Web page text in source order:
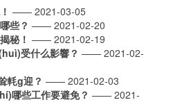
—— 2021-03-05
些？ —— 2021-02-20
！ —— 2021-02-19
什么影響？ —— 2021-02-
迎？ —— 2021-02-03
些工作要避免？ —— 2021-